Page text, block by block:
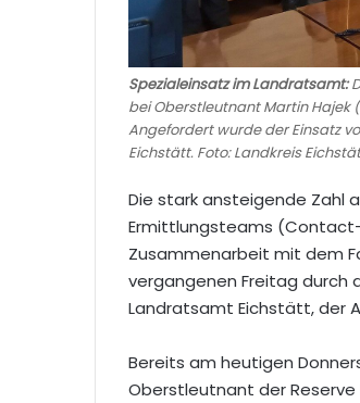
Spezialeinsatz im Landratsamt:
bei Oberstleutnant Martin Hajek
Angefordert wurde der Einsatz
Eichstätt. Foto: Landkreis
Die stark ansteigende Zahl
Ermittlungsteams
Zusammenarbeit mit dem
vergangenen Freitag durch
Landratsamt Eichstätt, der
Bereits am heutigen
Oberstleutnant der